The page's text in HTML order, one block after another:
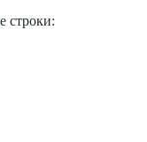
строки: